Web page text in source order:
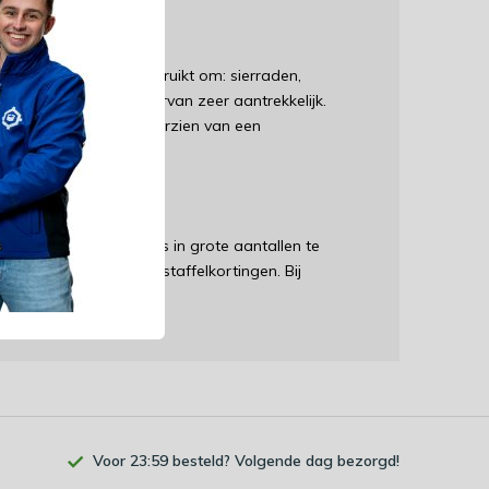
worden vaak gebruikt om: sierraden,
wordt het gebruik ervan zeer aantrekkelijk.
zijn voorzien van een
van één zakje.
om deze zakjes in grote aantallen te
profiteren van onze staffelkortingen. Bij
toe.
Voor 23:59 besteld? Volgende dag bezorgd!